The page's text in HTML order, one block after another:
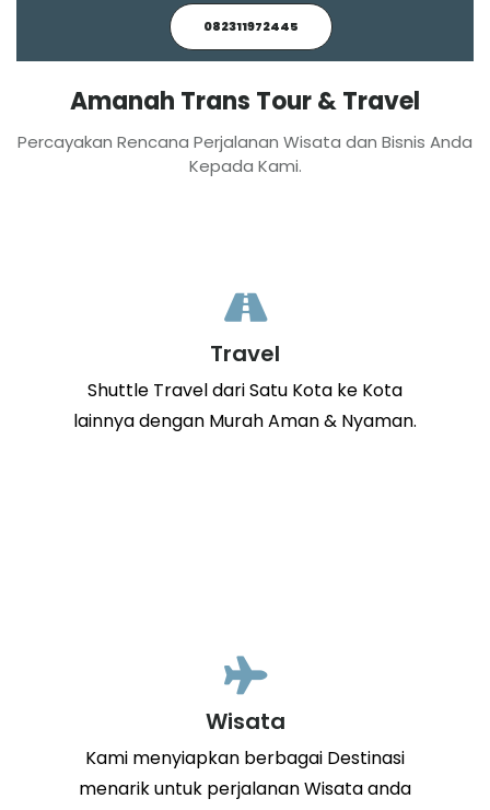
082311972445
Amanah Trans Tour & Travel
Percayakan Rencana Perjalanan Wisata dan Bisnis Anda
Kepada Kami.
Travel
Shuttle Travel dari Satu Kota ke Kota
lainnya dengan Murah Aman & Nyaman.
Wisata
Kami menyiapkan berbagai Destinasi
menarik untuk perjalanan Wisata anda